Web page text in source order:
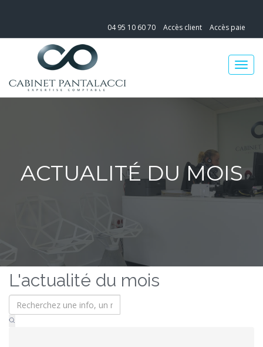
04 95 10 60 70 Accès client Accès paie
ACTUALITÉ DU MOIS
L'actualité du mois